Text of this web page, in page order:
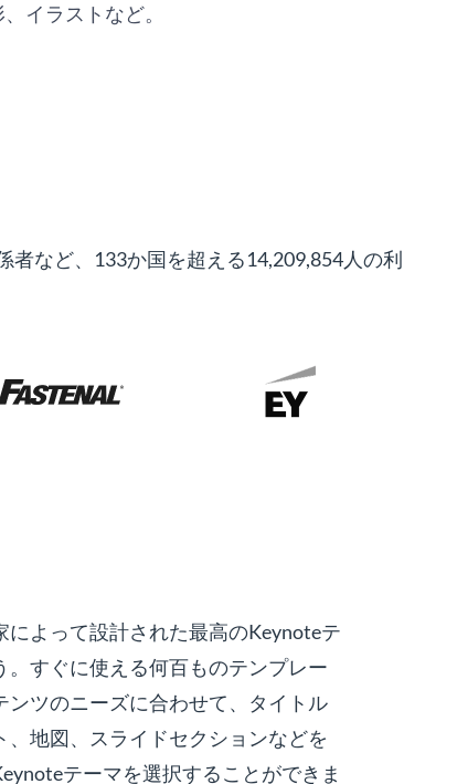
、イラストなど。
など、133か国を超える14,209,854人の利
よって設計された最高のKeynoteテ
すぐに使える何百ものテンプレー
ンツのニーズに合わせて、タイトル
、地図、スライドセクションなどを
テーマを選択することができま